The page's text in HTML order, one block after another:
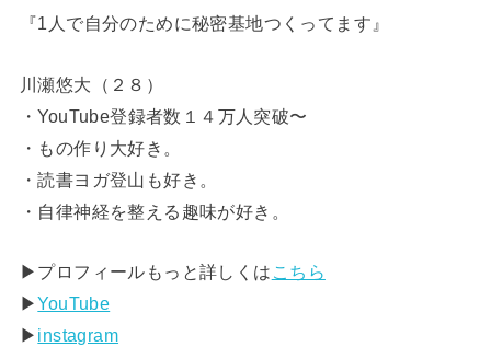
『1人で自分のために秘密基地つくってます』
川瀬悠大（２８）
・YouTube登録者数１４万人突破〜
・もの作り大好き。
・読書ヨガ登山も好き。
・自律神経を整える趣味が好き。
▶︎プロフィールもっと詳しくは こちら
▶︎YouTube
▶︎ instagram